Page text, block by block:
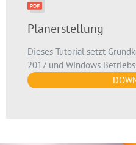
Planerstellung
Dieses Tutorial setzt
2017 und Windows